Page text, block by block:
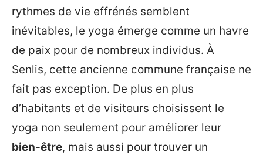
rythmes de vie effrénés semblent
inévitables, le yoga émerge comme un havre
de paix pour de nombreux individus. À
Senlis, cette ancienne commune française ne
fait pas exception. De plus en plus
d’habitants et de visiteurs choisissent le
yoga non seulement pour améliorer leur
bien-être, mais aussi pour trouver un